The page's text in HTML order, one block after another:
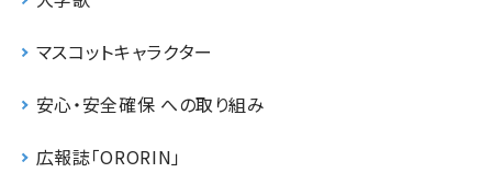
マスコットキャラクター
安心・安全確保 への取り組み
広報誌「ORORIN」